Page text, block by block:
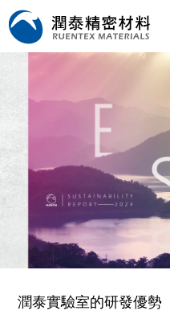
潤泰實驗室的研發優勢